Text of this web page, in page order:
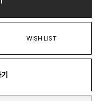
WISH LIST